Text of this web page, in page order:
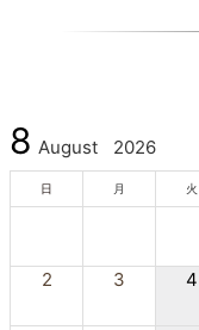
8 August 2026
日 月 火
2 3 4